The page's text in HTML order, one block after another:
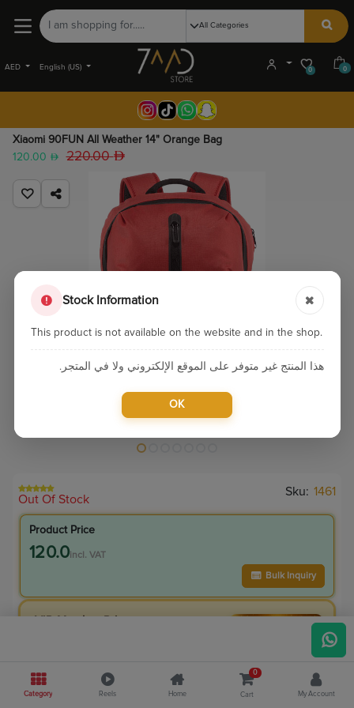
AED English (US) 0 0
Xiaomi 90FUN All Weather 14" Orange Bag
120.00
220.00
Out Of Stock
Sku: 1461
Product Price
120.0 incl. VAT
Bulk Inquiry
45.5
Stock Information
This product is not available on the website and in the shop.
هذا المنتج غير متوفر على الموقع الإلكتروني ولا في المتجر.
OK
Category Reels Home
0
Cart My Account